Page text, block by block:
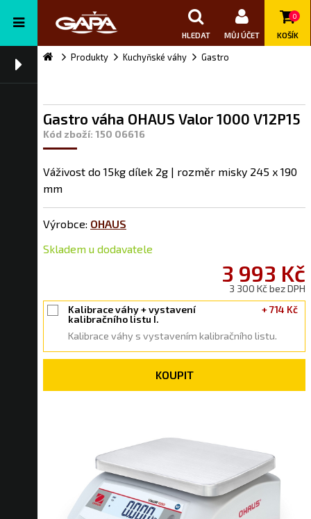
HLEDAT MŮJ ÚČET
0
KOŠÍK
Produkty Kuchyňské váhy Gastro
Gastro váha OHAUS Valor 1000 V12P15
Kód zboží: 150 06616
Váživost do 15kg dílek 2g | rozměr misky 245 x 190
mm
Výrobce: OHAUS
Skladem u dodavatele
3 993 Kč
3 300 Kč bez DPH
Kalibrace váhy + vystavení
kalibračního listu I.
+ 714 Kč
Kalibrace váhy s vystavením kalibračního listu.
KOUPIT